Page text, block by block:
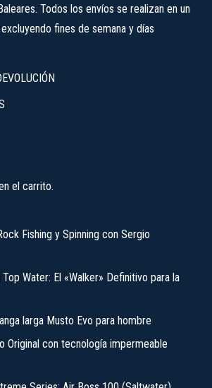
Todos los envíos se realizan en un
fines de semana y días
el carrito.
Fishing y Spinning con Sergio
Water: El «Walker» Definitivo para la
larga Musto Evo para hombre
Original con tecnología impermeable